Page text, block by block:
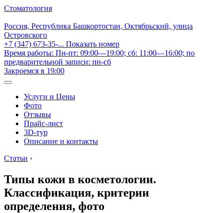
Стоматология
Россия, Республика Башкортостан, Октябрьский, улица
Островского
+7 (347) 673-35-... Показать номер
Время работы: Пн-пт: 09:00—19:00; сб: 11:00—16:00; по
предварительной записи: пн-сб
Закроемся в 19:00
Услуги и Цены
Фото
Отзывы
Прайс-лист
3D-тур
Описание и контакты
Статьи ›
Типы кожи в косметологии.
Классификация, критерии
определения, фото